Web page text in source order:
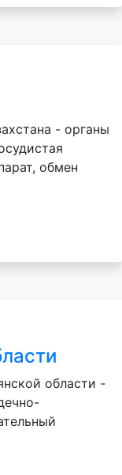
- органы
обмен
области -